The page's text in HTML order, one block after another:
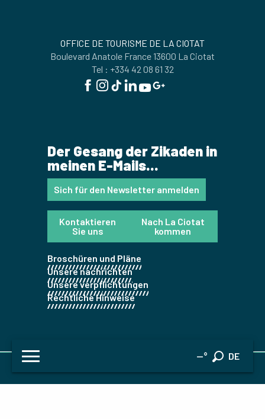
--°
Suche
DE
FR
EN
OFFICE DE TOURISME DE LA CIOTAT
Boulevard Anatole France 13600 La Ciotat
Tel : +334 42 08 61 32
Der Gesang der Zikaden in
meinen E-Mails...
Sich für den Newsletter anmelden
Kontaktieren
Sie uns
Nach La Ciotat
kommen
Broschüren und Pläne
Unsere nachrichten
Unsere verpflichtungen
Rechtliche Hinweise